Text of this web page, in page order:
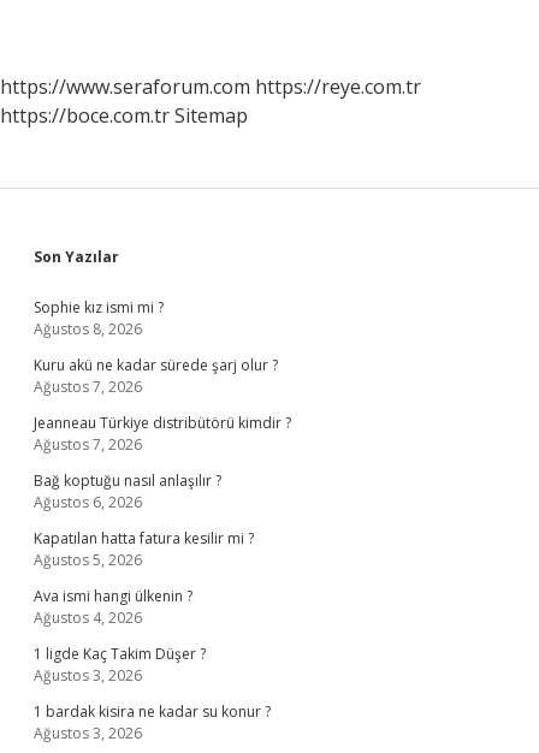
mu
?
https://www.seraforum.com https://reye.com.tr
https://boce.com.trSitemap
Sidebar
Son Yazılar
Sophie kız ismi mi ?
Ağustos 8, 2026
Kuru akü ne kadar sürede şarj olur ?
Ağustos 7, 2026
Jeanneau Türkiye distribütörü kimdir ?
Ağustos 7, 2026
Bağ koptuğu nasıl anlaşılır ?
Ağustos 6, 2026
Kapatılan hatta fatura kesilir mi ?
Ağustos 5, 2026
Ava ismi hangi ülkenin ?
Ağustos 4, 2026
1 ligde Kaç Takim Düşer ?
Ağustos 3, 2026
1 bardak kisira ne kadar su konur ?
Ağustos 3, 2026